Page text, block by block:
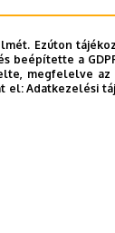
Ezúton
beépítette a
megfelelve
el:Adatkezelési